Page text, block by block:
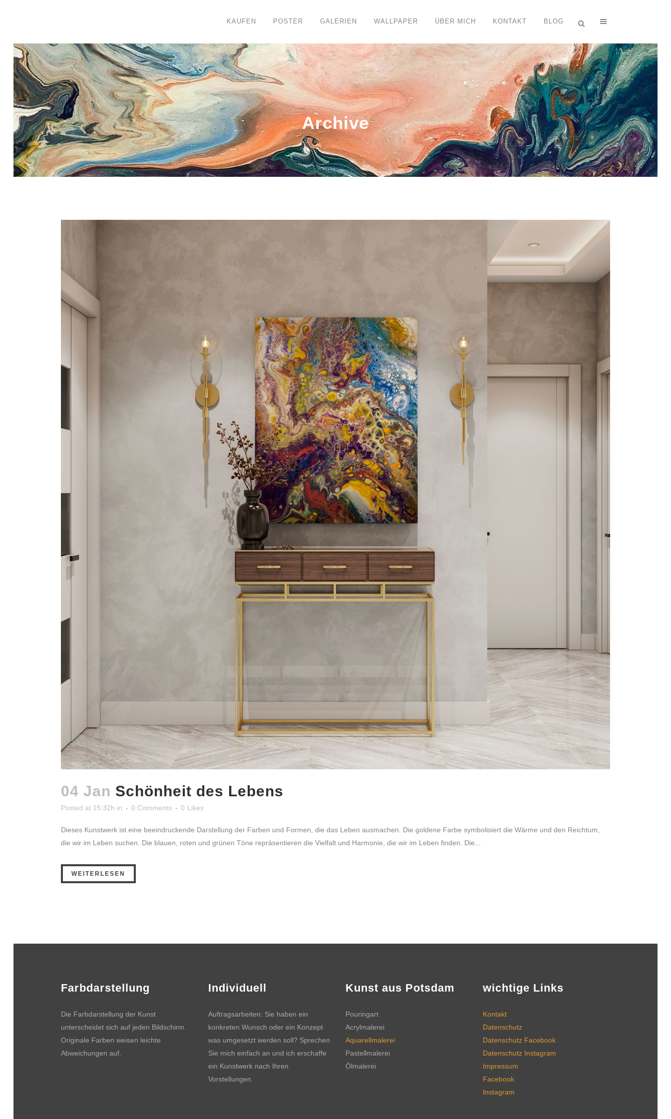
KAUFEN POSTER GALERIEN WALLPAPER ÜBER MICH KONTAKT BLOG
Archive
04 Jan Schönheit des Lebens
Posted at 15:32h in 0 Comments 0 Likes
Dieses Kunstwerk ist eine beeindruckende Darstellung der Farben und Formen, die das Leben ausmachen. Die goldene Farbe symbolisiert die Wärme und den Reichtum,
die wir im Leben suchen. Die blauen, roten und grünen Töne repräsentieren die Vielfalt und Harmonie, die wir im Leben finden. Die...
WEITERLESEN
Farbdarstellung
Die Farbdarstellung der Kunst
unterscheidet sich auf jeden Bildschirm.
Originale Farben weisen leichte
Abweichungen auf.
Individuell
Auftragsarbeiten: Sie haben ein
konkreten Wunsch oder ein Konzept
was umgesetzt werden soll? Sprechen
Sie mich einfach an und ich erschaffe
ein Kunstwerk nach Ihren
Vorstellungen.
Kunst aus Potsdam
Pouringart
Acrylmalerei
Aquarellmalerei
Pastellmalerei
Ölmalerei
wichtige Links
Kontakt
Datenschutz
Datenschutz Facebook
Datenschutz Instagram
Impressum
Facebook
Instagram